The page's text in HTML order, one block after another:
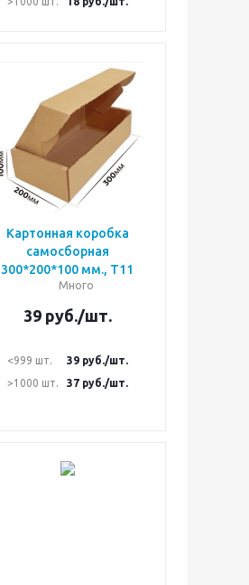
Картонная коробка
самосборная
300*200*100 мм., Т11
Много
39руб./шт.
<999 шт. 39руб./шт.
>1000 шт.
37руб./шт.